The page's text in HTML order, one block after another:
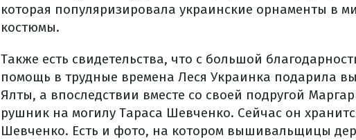
которая популяризировала украинские орнаменты в
костюмы.
Также есть свидетельства, что с большой
помощь в трудные времена Леся Украинка подарила
Ялты, а впоследствии вместе со своей подругой
рушник на могилу Тараса Шевченко. Сейчас он
Шевченко. Есть и фото, на котором вышивальщицы